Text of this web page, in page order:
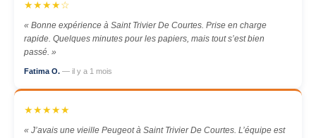
★★★★☆
« Bonne expérience à Saint Trivier De Courtes. Prise en charge
rapide. Quelques minutes pour les papiers, mais tout s’est bien
passé. »
Fatima O. — il y a 1 mois
★★★★★
« J’avais une vieille Peugeot à Saint Trivier De Courtes. L’équipe est